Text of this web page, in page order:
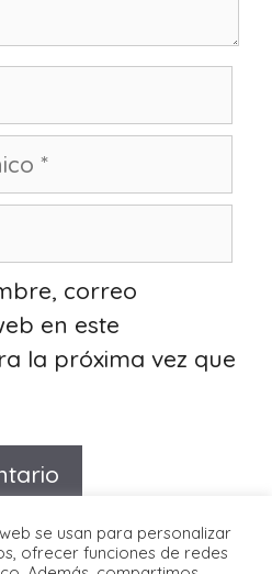
correo
en este
la próxima vez que
se usan para personalizar
ofrecer funciones de redes